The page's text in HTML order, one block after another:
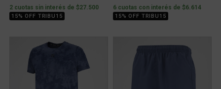
2 cuotas sin interés de $27.500
15% OFF TRIBU15
6 cuotas con interés de $6.614
15% OFF TRIBU15